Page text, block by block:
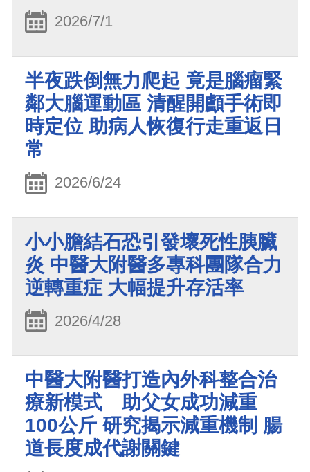
2026/7/1
半夜跌倒無力爬起 竟是腦瘤緊
鄰大腦運動區 清醒開顱手術即
時定位 助病人恢復行走重返日
常
2026/6/24
小小膽結石恐引發壞死性胰臟
炎 中醫大附醫多專科團隊合力
逆轉重症 大幅提升存活率
2026/4/28
中醫大附醫打造內外科整合治
療新模式 助父女成功減重
100公斤 研究揭示減重機制 腸
道長度成代謝關鍵